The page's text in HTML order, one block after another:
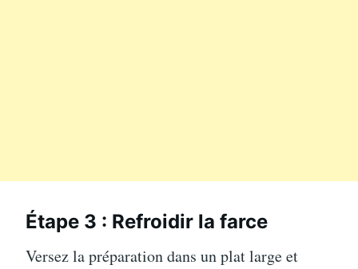
Étape 3 : Refroidir la farce
Versez la préparation dans un plat large et